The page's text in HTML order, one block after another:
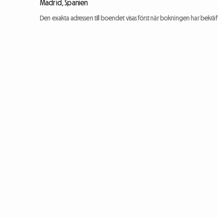
Madrid, Spanien
Den exakta adressen till boendet visas först när bokningen har